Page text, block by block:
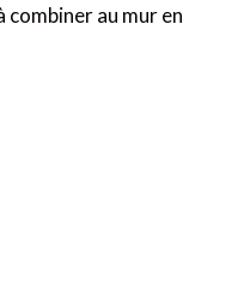
combiner au mur en